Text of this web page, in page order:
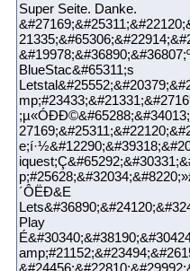
Super Seite. Danke.
´ÔËÐ&E
Play